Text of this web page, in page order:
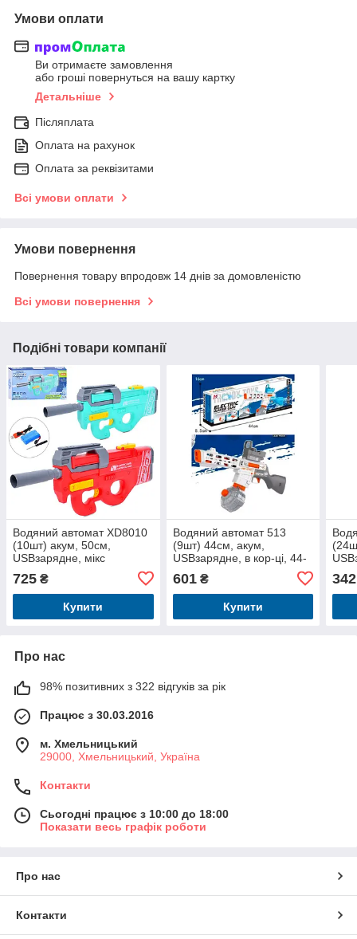
Умови оплати
Ви отримаєте замовлення
або гроші повернуться на вашу картку
Детальніше
Післяплата
Оплата на рахунок
Оплата за реквізитами
Всі умови оплати
Умови повернення
Повернення товару впродовж 14 днів за домовленістю
Всі умови повернення
Подібні товари компанії
Водяний автомат XD8010
(10шт) акум, 50см,
USBзарядне, мікс
кольорів, в кор-ці, 41-21,5-
6см
725 ₴
Купити
Водяний автомат 513
(9шт) 44см, акум,
USBзарядне, в кор-ці, 44-
601₴
Купити
342
Про нас
98% позитивних з 322 відгуків за рік
Працює з 30.03.2016
м. Хмельницький
29000, Хмельницький, Україна
Контакти
Сьогодні працює з 10:00 до 18:00
Показати весь графік роботи
Про нас
Контакти